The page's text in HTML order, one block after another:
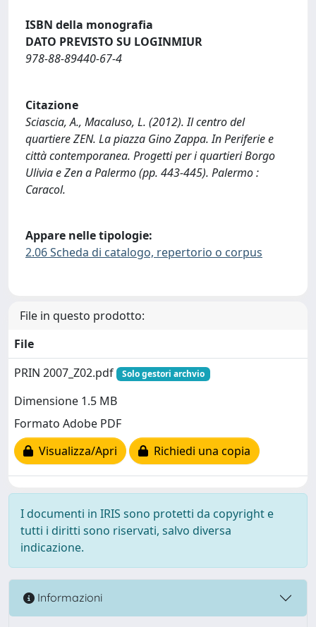
ISBN della monografia
DATO PREVISTO SU LOGINMIUR
978-88-89440-67-4
Citazione
Sciascia, A., Macaluso, L. (2012). Il centro del
quartiere ZEN. La piazza Gino Zappa. In Periferie e
città contemporanea. Progetti per i quartieri Borgo
Ulivia e Zen a Palermo (pp. 443-445). Palermo :
Caracol.
Appare nelle tipologie:
2.06 Scheda di catalogo, repertorio o corpus
File in questo prodotto:
File
PRIN 2007_Z02.pdf
Solo gestori archvio
Dimensione 1.5 MB
Formato Adobe PDF
Visualizza/Apri
Richiedi una copia
I documenti in IRIS sono protetti da copyright e
tutti i diritti sono riservati, salvo diversa
indicazione.
Informazioni